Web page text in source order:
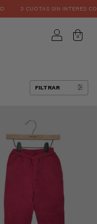
3 CUOTAS SIN INTERES
0
FILTRAR